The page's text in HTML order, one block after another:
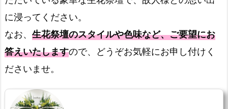
に浸ってください。
なお、 生花祭壇のスタイルや色味など、ご要望にお
答えいたしますので、どうぞお気軽にお申し付けく
ださいませ。